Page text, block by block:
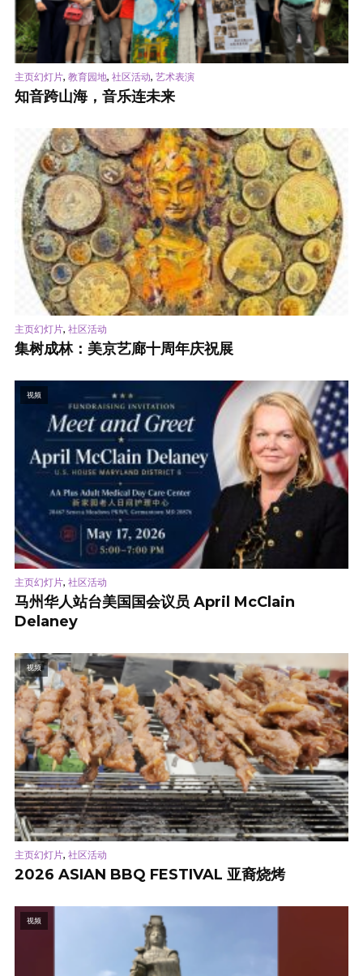
主页幻灯片, 教育园地, 社区活动, 艺术表演
知音跨山海，音乐连未来
主页幻灯片, 社区活动
集树成林：美京艺廊十周年庆祝展
视频
主页幻灯片, 社区活动
马州华人站台美国国会议员 April McClain
Delaney
视频
主页幻灯片, 社区活动
2026 ASIAN BBQ FESTIVAL 亚裔烧烤
视频